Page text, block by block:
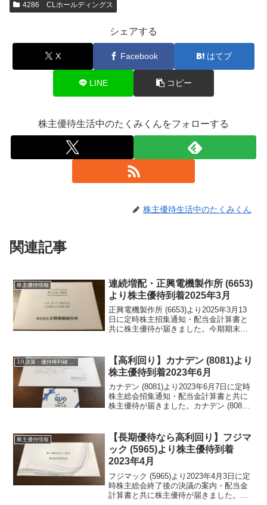
4286 CLホールディングス
シェアする
X Facebook はてブ
LINE コピー
株主優待生活中のたくみくんをフォローする
株主優待生活中のたくみくん
関連記事
株主優待情報
連続増配・正興電機製作所 (6653)
より株主優待到着2025年3月
正興電機製作所 (6653)より2025年3月13
日に定時株主招集通知・配当金計算書と
共に株主優待が届きました。今期期末配
いて簡単にご紹介いたします。正興電機
製...
3月決算・優待権利確定銘柄
【高利回り】カナデン (8081)より
株主優待到着2023年6月
カナデン (8081)より2023年6月7日に定時
株主総会招集通知・配当金計算書と共に
株主優待が届きました。カナデン (8081)
は、１９０７年電力会社から分...
株主優待情報
【長期優待なら高利回り】フジマ
ック (5965)より株主優待到着
2023年4月
フジマック (5965)より2023年4月3日に定
時株主総会終了後の決議の案内・配当金
計算書と共に株主優待が届きました。フ